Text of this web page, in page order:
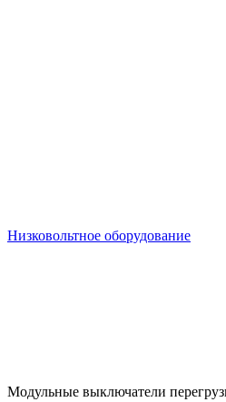
Низковольтное оборудование
Модульные выключатели